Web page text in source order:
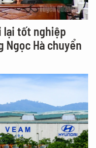
lại tốt nghiệp
Ngọc Hà chuyển